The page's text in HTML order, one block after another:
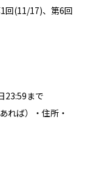
(11/17)、第6回
23:59まで
れば）・住所・